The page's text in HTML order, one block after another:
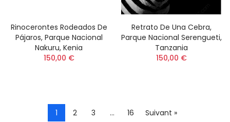
Rinocerontes Rodeados De
Pájaros, Parque Nacional
Nakuru, Kenia
150,00 €
Retrato De Una Cebra,
Parque Nacional Serengueti,
Tanzania
150,00 €
1 2 3 … 16 Suivant »